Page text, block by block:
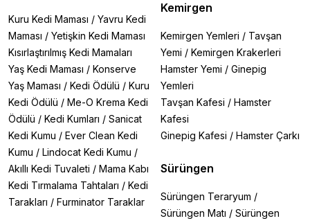
Kuru Kedi Maması / Yavru Kedi
Maması / Yetişkin Kedi Maması
Kısırlaştırılmış Kedi Mamaları
Yaş Kedi Maması / Konserve
Yaş Maması / Kedi Ödülü / Kuru
Kedi Ödülü / Me-O Krema Kedi
Ödülü / Kedi Kumları / Sanicat
Kedi Kumu / Ever Clean Kedi
Kumu / Lindocat Kedi Kumu /
Akıllı Kedi Tuvaleti / Mama Kabı
Kedi Tırmalama Tahtaları / Kedi
Tarakları / Furminator Taraklar
Kemirgen
Kemirgen Yemleri / Tavşan
Yemi / Kemirgen Krakerleri
Hamster Yemi / Ginepig
Yemleri
Tavşan Kafesi / Hamster
Kafesi
Ginepig Kafesi / Hamster Çarkı
Sürüngen
Sürüngen Teraryum /
Sürüngen Matı / Sürüngen